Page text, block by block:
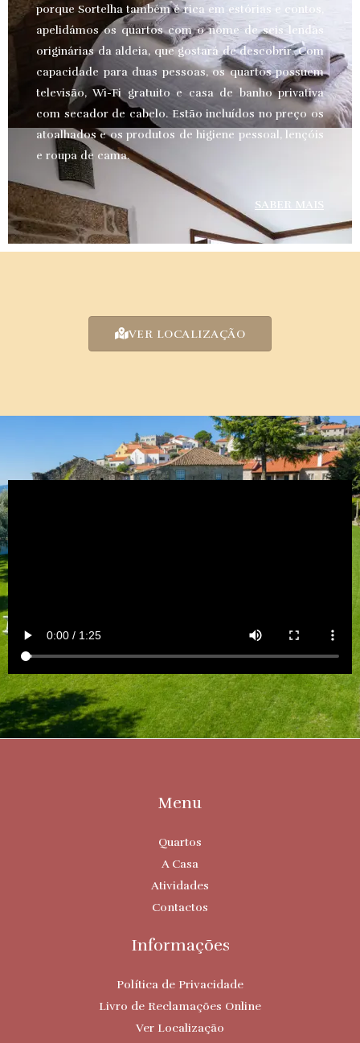
porque Sortelha também é rica em estórias e contos,
apelidámos os quartos com o nome de seis lendas
originárias da aldeia, que gostará de descobrir. Com
capacidade para duas pessoas, os quartos possuem
televisão, Wi-Fi gratuito e casa de banho privativa
com secador de cabelo. Estão incluídos no preço os
atoalhados e os produtos de higiene pessoal, lençóis
e roupa de cama.
SABER MAIS
VER LOCALIZAÇÃO
Menu
Quartos
A Casa
Atividades
Contactos
Informações
Política de Privacidade
Livro de Reclamações Online
Ver Localização